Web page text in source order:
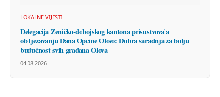
LOKALNE VIJESTI
Delegacija Zeničko-dobojskog kantona prisustvovala
obilježavanju Dana Općine Olovo: Dobra saradnja za bolju
budućnost svih građana Olova
04.08.2026